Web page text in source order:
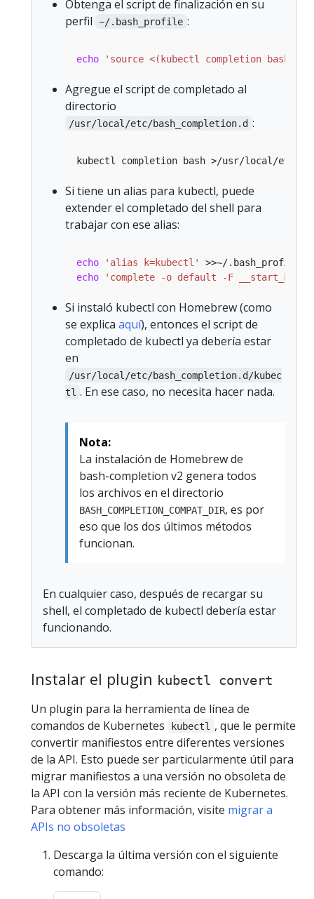
Obtenga el script de finalización en su
perfil
~/.bash_profile :
echo 'source <(kubectl completion bash)'
Agregue el script de completado al
directorio
/usr/local/etc/bash_completion.d :
Si tiene un alias para kubectl, puede
extender el completado del shell para
trabajar con ese alias:
echo 'alias k=kubectl'
echo
'complete -o default -F
Si instaló kubectl con Homebrew (como
se explica aquí), entonces el script de
completado de kubectl ya debería estar
en
/usr/local/etc/bash_completion.d/kubec
tl . En ese caso, no necesita hacer nada.
Nota:
La instalación de Homebrew de
bash-completion v2 genera todos
los archivos en el directorio
BASH_COMPLETION_COMPAT_DIR, es por
eso que los dos últimos métodos
funcionan.
En cualquier caso, después de recargar su
shell, el completado de kubectl debería estar
funcionando.
Instalar el plugin kubectl convert
Un plugin para la herramienta de línea de
comandos de Kubernetes
kubectl
, que le permite
convertir manifiestos entre diferentes versiones
de la API. Esto puede ser particularmente útil para
migrar manifiestos a una versión no obsoleta de
la API con la versión más reciente de Kubernetes.
Para obtener más información, visite migrar a
APIs no obsoletas
Descarga la última versión con el siguiente
comando: